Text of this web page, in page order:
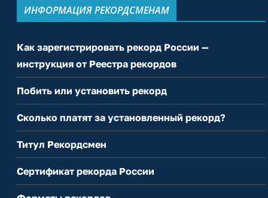
ИНФОРМАЦИЯ РЕКОРДСМЕНАМ
Как зарегистрировать рекорд России —
инструкция от Реестра рекордов
Побить или установить рекорд
Сколько платят за установленный рекорд?
Титул Рекордсмен
Сертификат рекорда России